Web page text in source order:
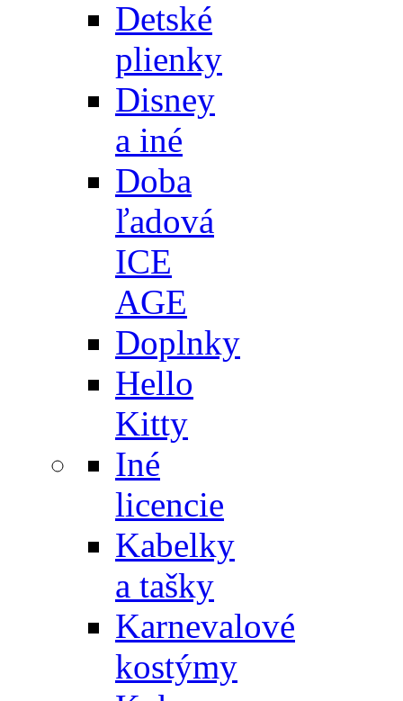
Detské
plienky
Disney
a iné
Doba
ľadová
ICE
AGE
Doplnky
Hello
Kitty
Iné
licencie
Kabelky
a tašky
Karnevalové
kostýmy